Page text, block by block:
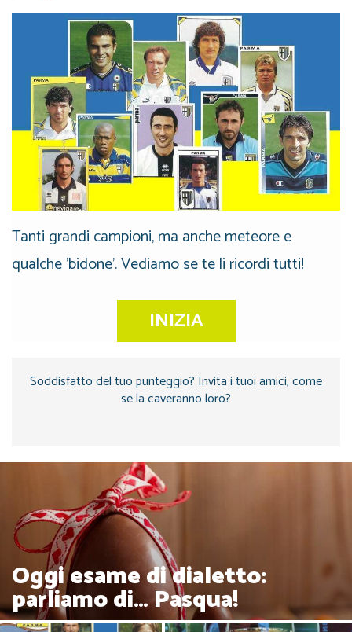
Tanti grandi campioni, ma anche meteore e
qualche 'bidone'. Vediamo se te li ricordi tutti!
INIZIA
Soddisfatto del tuo punteggio? Invita i tuoi amici, come
se la caveranno loro?
Oggi esame di dialetto:
parliamo di… Pasqua!